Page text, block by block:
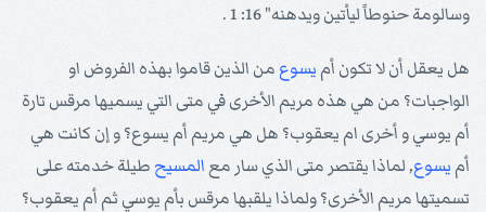
وسالومة حنوطاً ليأتين ويدهنه" 16: 1 .
هل يعقل أن لا تكون أم يسوع من الذين قاموا بهذه الفروض او
الواجبات؟ من هي هذه مريم الأخرى في متى التي يسميها مرقس تارة
أم يوسي و أخرى ام يعقوب؟ هل هي مريم أم يسوع؟ و إن كانت هي
أم يسوع, لماذا يقتصر متى الذي سار مع المسيح طيلة خدمته على
تسميتها مريم الأخرى؟ ولماذا يلقبها مرقس بأم يوسي ثم أم يعقوب؟